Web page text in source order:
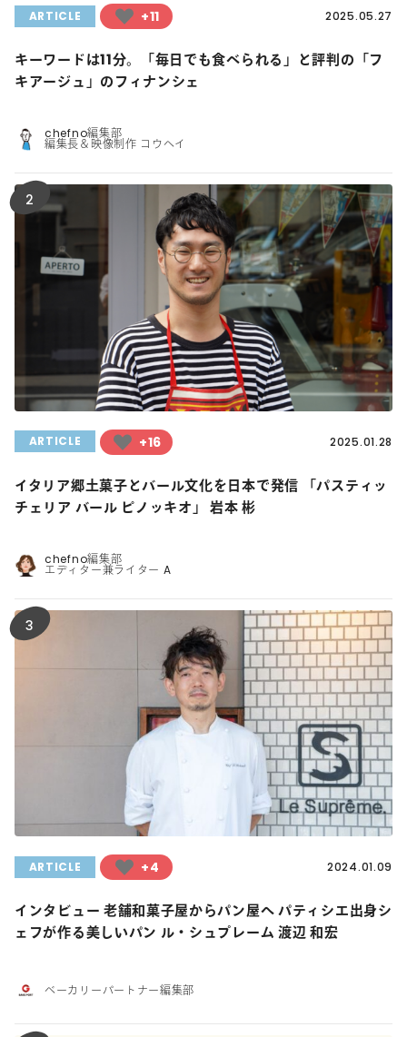
ARTICLE +11 2025.05.27
キーワードは11分。「毎日でも食べられる」と評判の「フ
キアージュ」のフィナンシェ
chefno編集部
編集長＆映像制作 コウヘイ
2
ARTICLE +16 2025.01.28
イタリア郷土菓子とバール文化を日本で発信 「パスティッ
チェリア バール ピノッキオ」 岩本 彬
chefno編集部
エディター兼ライター A
3
ARTICLE +4 2024.01.09
インタビュー 老舗和菓子屋からパン屋へ パティシエ出身シ
ェフが作る美しいパン ル・シュプレーム 渡辺 和宏
ベーカリーパートナー編集部